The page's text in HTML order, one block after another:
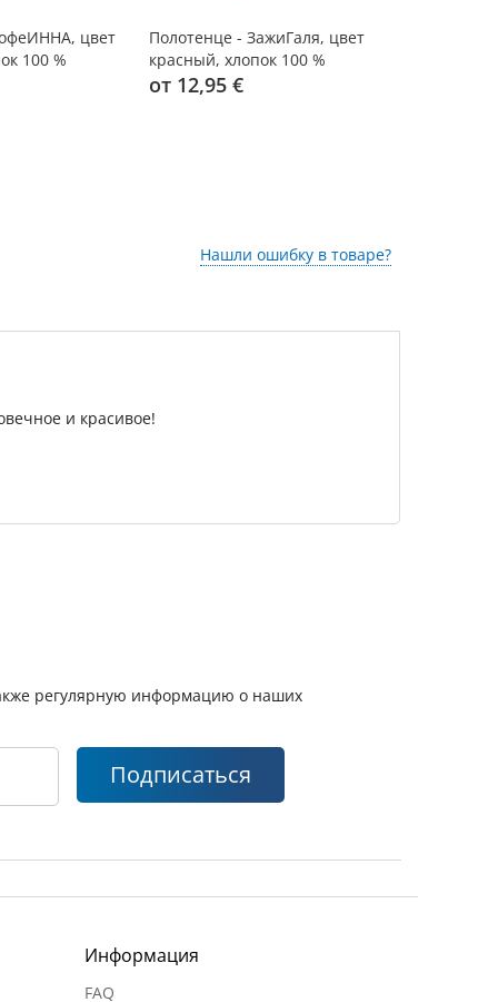
цвет
100 %
Полотенце - ЗажиГаля, цвет
красный, хлопок 100 %
от 12,95 €
Нашли ошибку в товаре?
и красивое!
регулярную информацию о наших
Подписаться
Информация
FAQ